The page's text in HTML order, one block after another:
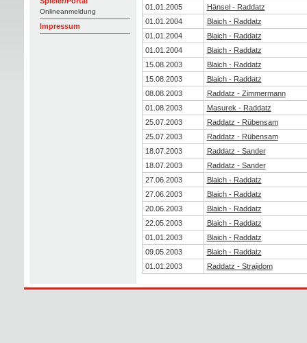
Onlineanmeldung
Impressum
01.01.2005
Hänsel - Raddatz
01.01.2004
Blaich - Raddatz
01.01.2004
Blaich - Raddatz
01.01.2004
Blaich - Raddatz
15.08.2003
Blaich - Raddatz
15.08.2003
Blaich - Raddatz
08.08.2003
Raddatz - Zimmermann
01.08.2003
Masurek - Raddatz
25.07.2003
Raddatz - Rübensam
25.07.2003
Raddatz - Rübensam
18.07.2003
Raddatz - Sander
18.07.2003
Raddatz - Sander
27.06.2003
Blaich - Raddatz
27.06.2003
Blaich - Raddatz
20.06.2003
Blaich - Raddatz
22.05.2003
Blaich - Raddatz
01.01.2003
Blaich - Raddatz
09.05.2003
Blaich - Raddatz
01.01.2003
Raddatz - Straijdom